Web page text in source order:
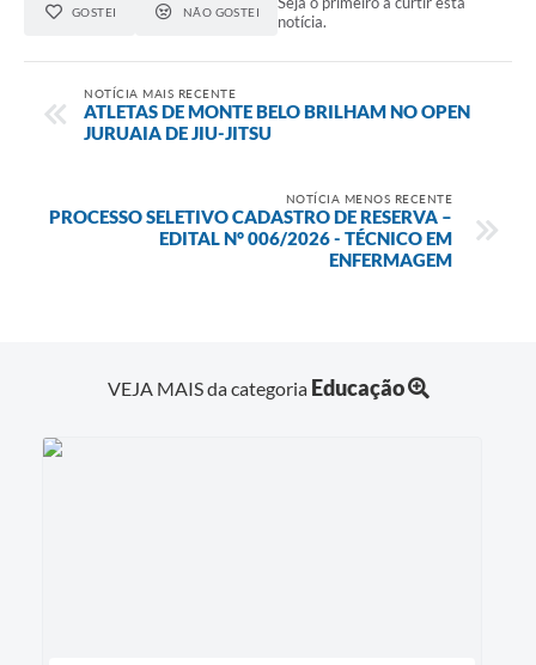
GOSTEI NÃO GOSTEI
notícia.
NOTÍCIA MAIS RECENTE
ATLETAS DE MONTE BELO BRILHAM NO OPEN
JURUAIA DE JIU-JITSU
NOTÍCIA MENOS RECENTE
PROCESSO SELETIVO CADASTRO DE RESERVA –
EDITAL N° 006/2026 - TÉCNICO EM
ENFERMAGEM
VEJA MAIS da categoria Educação